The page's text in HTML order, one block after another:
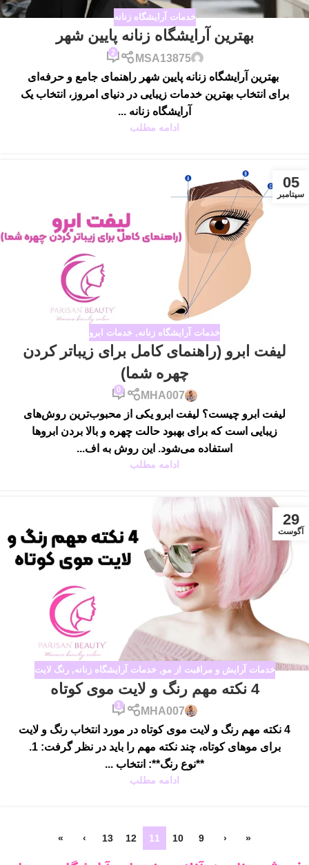
خدمات آرایشگاه زنانه
بهترین آرایشگاه زنانه پایین شهر
MSA13875
2
بهترین آرایشگاه زنانه پایین شهر راهنمای جامع و حرفه‌ای
برای انتخاب بهترین خدمات زیبایی در دنیای امروز، انتخاب یک
آرایشگاه زنانه ...
ادامه مطلب
05
سپتامبر
خدمات آرایشگاه زنانه, خدمات ابرو
لیفت ابرو (راهنمای کامل برای زیباتر کردن
چهره شما)
MHA007
0
لیفت ابرو چیست؟ لیفت ابرو یکی از محبوب‌ترین روش‌های
زیبایی است که برای بهبود حالت چهره و بالا بردن ابروها
استفاده می‌شود. این روش به اف...
ادامه مطلب
29
آگوست
خدمات آرایش و مراقبت از مو,خدمات آرایشگاه زنانه,رنگ لایت
4 نکته مهم رنگ و لایت موی کوتاه
MHA007
1
4 نکته مهم رنگ و لایت موی کوتاه در مورد انتخاب رنگ و لایت
برای موهای کوتاه، چند نکته مهم را باید در نظر گرفت: 1.
**نوع رنگ**: انتخاب ...
ادامه مطلب
«
‹
9
10
11
12
13
›
»